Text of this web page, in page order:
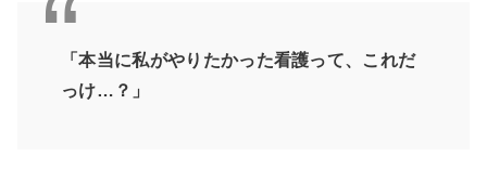
「本当に私がやりたかった看護って、これだ
っけ…？」